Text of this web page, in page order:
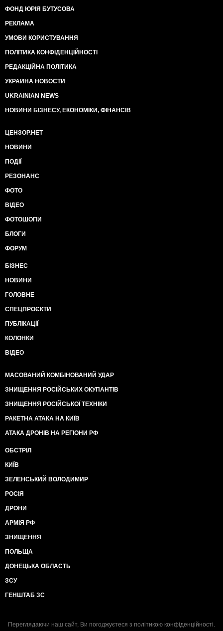
ФОНД ЮРІЯ БУТУСОВА
РЕКЛАМА
УМОВИ КОРИСТУВАННЯ
ПОЛІТИКА КОНФІДЕНЦІЙНОСТІ
РЕДАКЦІЙНА ПОЛІТИКА
УКРАИНА НОВОСТИ
UKRAINIAN NEWS
НОВИНИ БІЗНЕСУ, ЕКОНОМІКИ, ФІНАНСІВ
ЦЕНЗОР.НЕТ
НОВИНИ
ПОДІЇ
РЕЗОНАНС
ФОТО
ВІДЕО
ФОТОШОПИ
БЛОГИ
ФОРУМ
БІЗНЕС
НОВИНИ
ГОЛОВНЕ
СПЕЦПРОЄКТИ
ПУБЛІКАЦІЇ
КОЛОНКИ
ВІДЕО
МАСОВАНИЙ КОМБІНОВАНИЙ УДАР
ЗНИЩЕННЯ РОСІЙСЬКИХ ОКУПАНТІВ
ЗНИЩЕННЯ РОСІЙСЬКОЇ ТЕХНІКИ
РАКЕТНА АТАКА НА КИЇВ
АТАКА ДРОНІВ НА РЕГІОНИ РФ
ОБСТРІЛ
КИЇВ
ЗЕЛЕНСЬКИЙ ВОЛОДИМИР
РОСІЯ
ДРОНИ
АРМІЯ РФ
ЗНИЩЕННЯ
ПОЛЬЩА
ДОНЕЦЬКА ОБЛАСТЬ
ЗСУ
ГЕНШТАБ ЗС
Переглядаючи наш сайт, Ви погоджуєтеся з політикою конфіденційності.